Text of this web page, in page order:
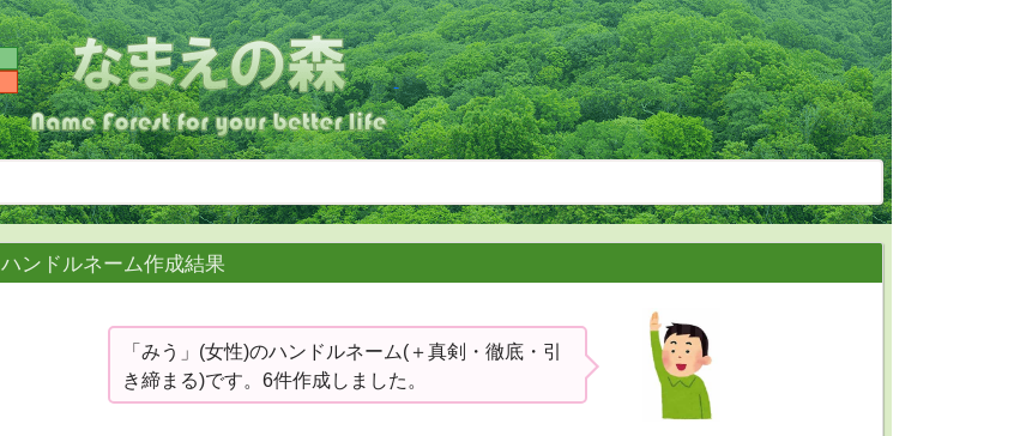
ハンドルネーム作成結果
「みう」(女性)のハンドルネーム(＋真剣・徹底・引
き締まる)です。6件作成しました。